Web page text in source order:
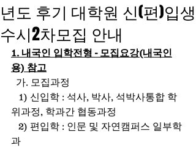
년도 후기 대학원 신(편)입생
수시2차모집 안내
1. 내국인 입학전형 - 모집요강(내국인
용) 참고
  가. 모집과정
위과정, 학과간 협동과정
과